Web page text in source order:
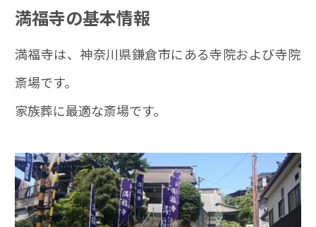
満福寺の基本情報
満福寺は、神奈川県鎌倉市にある寺院および寺院
斎場です。
家族葬に最適な斎場です。